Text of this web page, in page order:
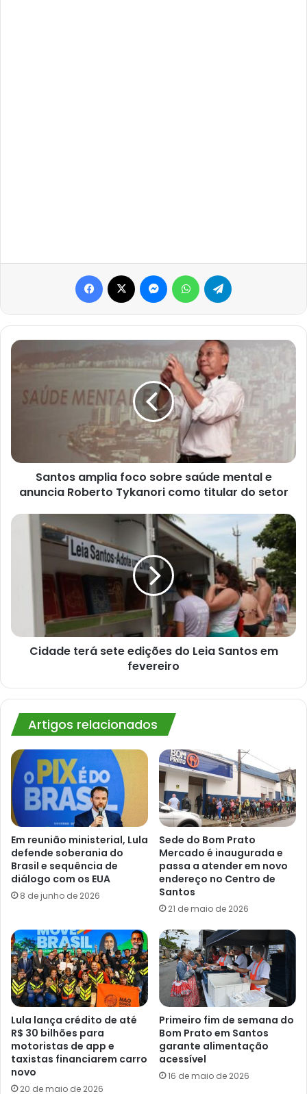
Facebook MessengerWhatsApp
Santos
amplia
foco
sobre
saúde
Roberto
Tykanori
como
do
Santos amplia foco sobre saúde mental e
anuncia Roberto Tykanori como titular do setor
Cidade
edições
fevereiro
Cidade terá sete edições do Leia Santos em
fevereiro
Artigos relacionados
Em reunião ministerial, Lula
defende soberania do
Brasil e sequência de
diálogo com os EUA
8 de junho de 2026
Sede do Bom Prato
Mercado é inaugurada e
passa a atender em novo
endereço no Centro de
Santos
21 de maio de 2026
Lula lança crédito de até
R$ 30 bilhões para
motoristas de app e
taxistas financiarem carro
novo
20 de maio de 2026
Primeiro fim de semana do
Bom Prato em Santos
garante alimentação
acessível
16 de maio de 2026